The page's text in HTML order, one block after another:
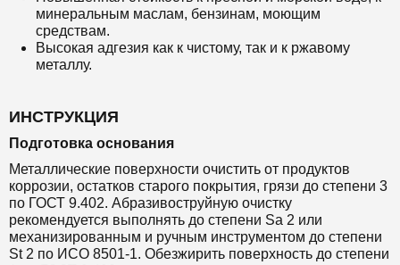
минеральным маслам, бензинам, моющим
средствам.
Высокая адгезия как к чистому, так и к ржавому
металлу.
ИНСТРУКЦИЯ
Подготовка основания
Металлические поверхности очистить от продуктов
коррозии, остатков старого покрытия, грязи до степени 3
по ГОСТ 9.402. Абразивоструйную очистку
рекомендуется выполнять до степени Sa 2 или
механизированным и ручным инструментом до степени
St 2 по ИСО 8501-1. Обезжирить поверхность до степени